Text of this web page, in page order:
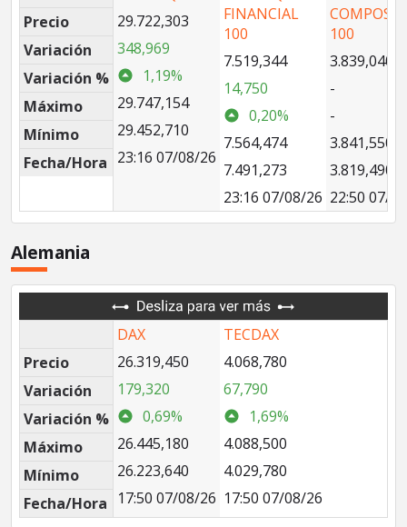
Precio
Variación
Variación %
Máximo
Mínimo
Fecha/Hora
29.722,303
348,969
1,19%
29.747,154
29.452,710
23:16 07/08/26
FINANCIAL
100
7.519,344
14,750
0,20%
7.564,474
7.491,273
23:16 07/08/26
100
3.839,040
-
-
3.841,550
3.819,490
22:50 07/
Alemania
Precio
Variación
Variación %
Máximo
Mínimo
Fecha/Hora
DAX
26.319,450
179,320
0,69%
26.445,180
26.223,640
17:50 07/08/26
TECDAX
4.068,780
67,790
1,69%
4.088,500
4.029,780
17:50 07/08/26